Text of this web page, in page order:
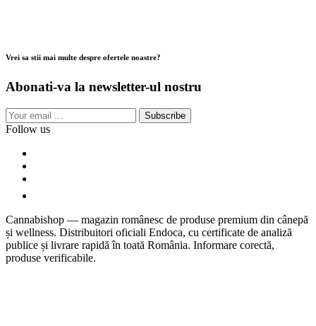
Vrei sa stii mai multe despre ofertele noastre?
Abonati-va la newsletter-ul nostru
Subscribe
Follow us
Cannabishop — magazin românesc de produse premium din cânepă
și wellness. Distribuitori oficiali Endoca, cu certificate de analiză
publice și livrare rapidă în toată România. Informare corectă,
produse verificabile.